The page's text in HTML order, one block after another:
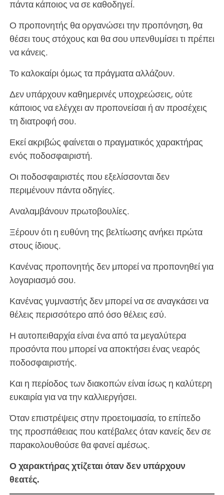
πάντα κάποιος να σε καθοδηγεί.
Ο προπονητής θα οργανώσει την προπόνηση, θα
θέσει τους στόχους και θα σου υπενθυμίσει τι πρέπει
να κάνεις.
Το καλοκαίρι όμως τα πράγματα αλλάζουν.
Δεν υπάρχουν καθημερινές υποχρεώσεις, ούτε
κάποιος να ελέγχει αν προπονείσαι ή αν προσέχεις
τη διατροφή σου.
Εκεί ακριβώς φαίνεται ο πραγματικός χαρακτήρας
ενός ποδοσφαιριστή.
Οι ποδοσφαιριστές που εξελίσσονται δεν
περιμένουν πάντα οδηγίες.
Αναλαμβάνουν πρωτοβουλίες.
Ξέρουν ότι η ευθύνη της βελτίωσης ανήκει πρώτα
στους ίδιους.
Κανένας προπονητής δεν μπορεί να προπονηθεί για
λογαριασμό σου.
Κανένας γυμναστής δεν μπορεί να σε αναγκάσει να
θέλεις περισσότερο από όσο θέλεις εσύ.
Η αυτοπειθαρχία είναι ένα από τα μεγαλύτερα
προσόντα που μπορεί να αποκτήσει ένας νεαρός
ποδοσφαιριστής.
Και η περίοδος των διακοπών είναι ίσως η καλύτερη
ευκαιρία για να την καλλιεργήσει.
Όταν επιστρέψεις στην προετοιμασία, το επίπεδο
της προσπάθειας που κατέβαλες όταν κανείς δεν σε
παρακολουθούσε θα φανεί αμέσως.
Ο χαρακτήρας χτίζεται όταν δεν υπάρχουν
θεατές.